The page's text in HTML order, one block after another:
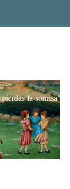
la sonrisa"